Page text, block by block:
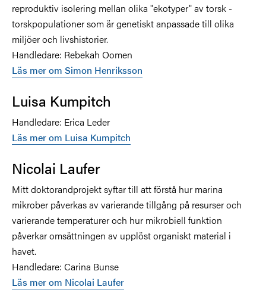
reproduktiv isolering mellan olika "ekotyper" av torsk -
torskpopulationer som är genetiskt anpassade till olika
miljöer och livshistorier.
Handledare: Rebekah Oomen
Läs mer om Simon Henriksson
Luisa Kumpitch
Handledare: Erica Leder
Läs mer om Luisa Kumpitch
Nicolai Laufer
Mitt doktorandprojekt syftar till att förstå hur marina
mikrober påverkas av varierande tillgång på resurser och
varierande temperaturer och hur mikrobiell funktion
påverkar omsättningen av upplöst organiskt material i
havet.
Handledare: Carina Bunse
Läs mer om Nicolai Laufer